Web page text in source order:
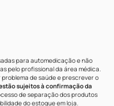
para automedicação e não
pelo profissional da área médica.
de saúde e prescrever o
sujeitos à confirmação da
de separação dos produtos
do estoque em loja.